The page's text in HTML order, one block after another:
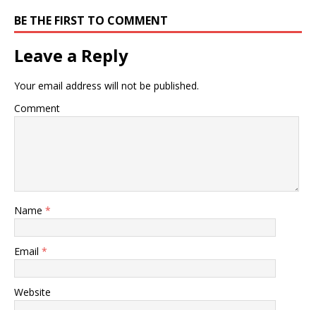
BE THE FIRST TO COMMENT
Leave a Reply
Your email address will not be published.
Comment
Name *
Email *
Website